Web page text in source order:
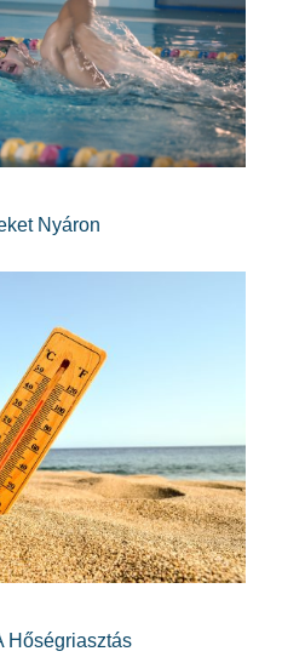
Nyáron
Hőségriasztás